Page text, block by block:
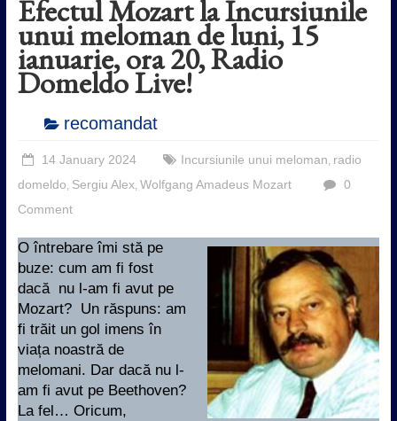
Efectul Mozart la Incursiunile
unui meloman de luni, 15
ianuarie, ora 20, Radio
Domeldo Live!
recomandat
14 January 2024 Incursiunile unui meloman radio
domeldo Sergiu Alex, Wolfgang Amadeus Mozart
0
Comment
O întrebare îmi stă pe
buze: cum am fi fost
dacă nu l-am fi avut pe
Mozart? Un răspuns: am
fi trăit un gol imens în
viața noastră de
melomani. Dar dacă nu l-
am fi avut pe Beethoven?
La fel… Oricum,